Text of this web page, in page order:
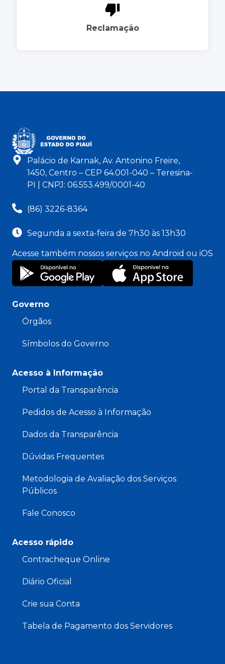
Reclamação
Palácio de Karnak, Av. Antonino Freire,
1450, Centro – CEP 64.001-040 – Teresina-
PI | CNPJ: 06.553.499/0001-40
(86) 3226-8364
Segunda a sexta-feira de 7h30 às 13h30
Acesse também nossos serviços no Android ou iOS
Governo
Órgãos
Símbolos do Governo
Acesso à Informação
Portal da Transparência
Pedidos de Acesso à Informação
Dados da Transparência
Dúvidas Frequentes
Metodologia de Avaliação dos Serviços
Públicos
Fale Conosco
Acesso rápido
Contracheque Online
Diário Oficial
Crie sua Conta
Tabela de Pagamento dos Servidores